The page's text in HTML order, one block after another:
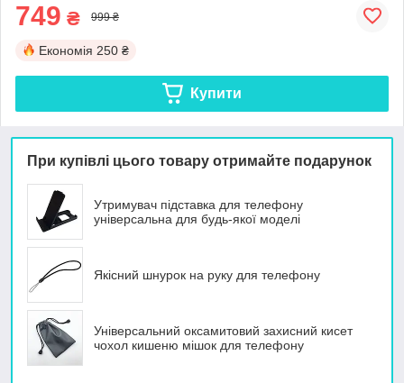
749 ₴ 999 ₴
Економія 250 ₴
Купити
При купівлі цього товару отримайте подарунок
Утримувач підставка для телефону
універсальна для будь-якої моделі
Якісний шнурок на руку для телефону
Універсальний оксамитовий захисний кисет
чохол кишеню мішок для телефону